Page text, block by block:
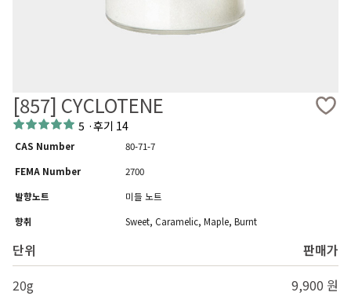
[857] CYCLOTENE
5 ·후기 14
CAS Number
80-71-7
FEMA Number
2700
발향노트
미들 노트
향취
Sweet, Caramelic, Maple, Burnt
단위
판매가
20g
9,900 원